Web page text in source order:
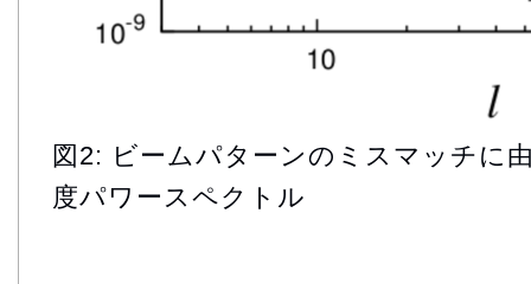
図2: ビームパターンのミスマッチに
度パワースペクトル